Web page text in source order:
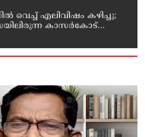
വെച്ച് എലിവിഷം കഴിച്ചു;
കാസര്‍കോട്